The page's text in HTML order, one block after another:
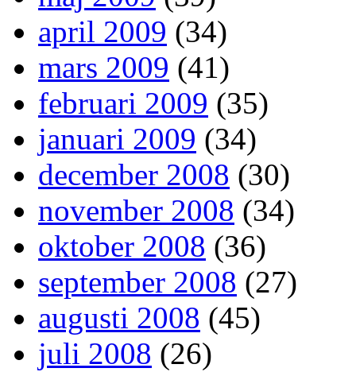
april 2009 (34)
mars 2009 (41)
februari 2009 (35)
januari 2009 (34)
december 2008 (30)
november 2008 (34)
oktober 2008 (36)
september 2008 (27)
augusti 2008 (45)
juli 2008 (26)